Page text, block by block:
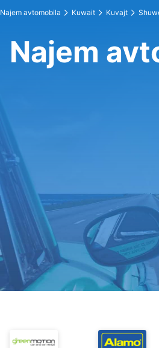
Najem avtomobila Kuwait Kuvajt
Najem